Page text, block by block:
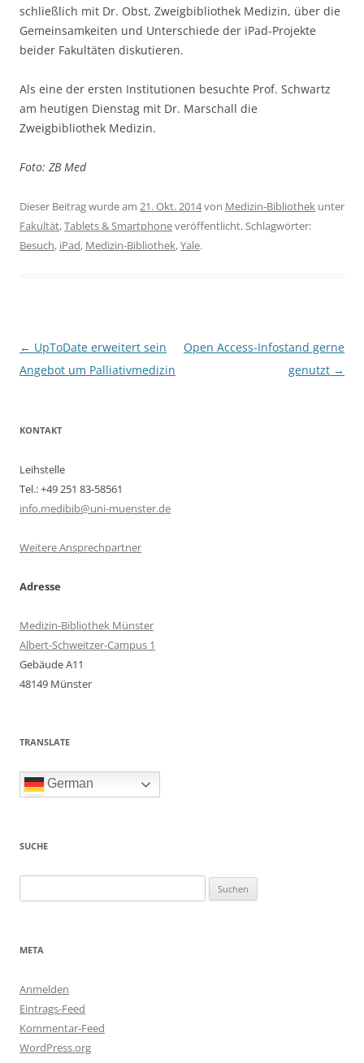
schließlich mit Dr. Obst, Zweigbibliothek Medizin, über die
Gemeinsamkeiten und Unterschiede der iPad-Projekte
beider Fakultäten diskutieren.
Als eine der ersten Institutionen besuchte Prof. Schwartz
am heutigen Dienstag mit Dr. Marschall die
Zweigbibliothek Medizin.
Foto: ZB Med
Dieser Beitrag wurde am 21. Okt. 2014von Medizin-Bibliothek unter
Fakultät,Tablets & Smartphoneveröffentlicht. Schlagwörter:
Besuch, iPad, Medizin-Bibliothek,Yale.
Beitragsnavigation
← UpToDate erweitert sein
Angebot um Palliativmedizin
Open Access-Infostand gerne
genutzt →
KONTAKT
Leihstelle
Tel.: +49 251 83-58561
info.medibib@uni-muenster.de
Weitere Ansprechpartner
Adresse
Medizin-Bibliothek Münster
Albert-Schweitzer-Campus 1
Gebäude A11
48149 Münster
TRANSLATE
German
SUCHE
nach:
META
Anmelden
Eintrags-Feed
Kommentar-Feed
WordPress.org